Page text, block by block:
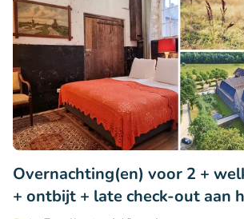
Overnachting(en) voor 2 +
+ ontbijt + late check-out aan